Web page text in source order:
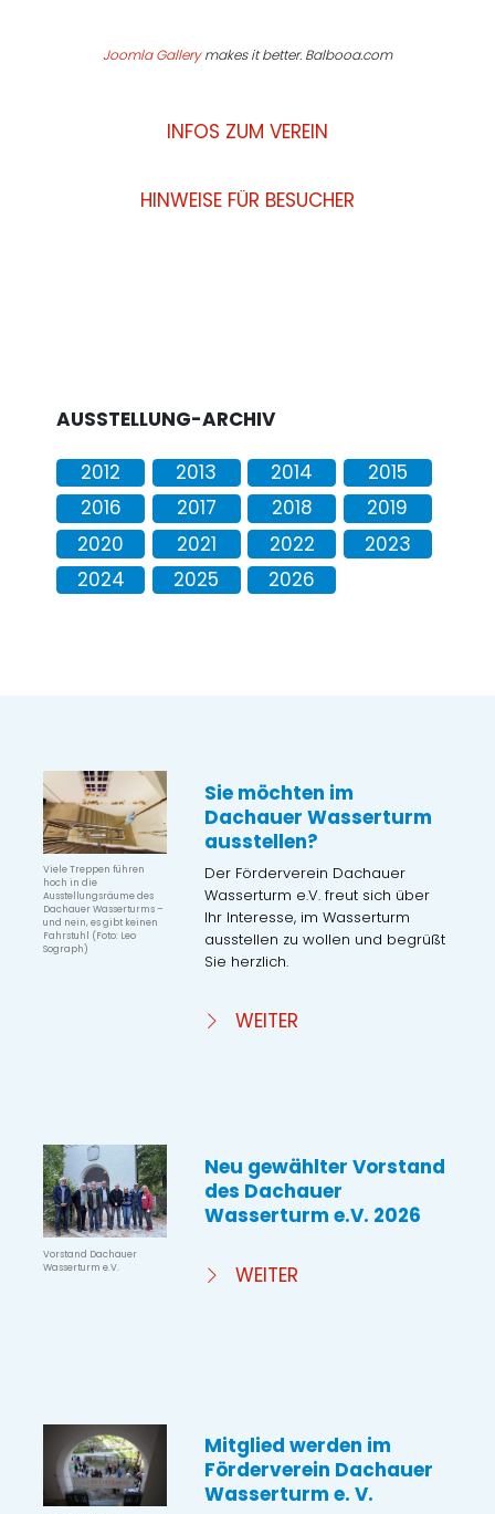
Joomla Gallerymakes it better. Balbooa.com
INFOS ZUM VEREIN
HINWEISE FÜR BESUCHER
AUSSTELLUNG-ARCHIV
2012
2013 2014
2015
2016
2017 2018
2019
2020
2021 2022
2023
2024
2025 2026
Viele Treppen führen
hoch in die
Ausstellungsräume des
Dachauer Wasserturms –
und nein, es gibt keinen
Fahrstuhl (Foto: Leo
Sograph)
Sie möchten im
Dachauer Wasserturm
ausstellen?
Der Förderverein Dachauer
Wasserturm e.V. freut sich über
Ihr Interesse, im Wasserturm
ausstellen zu wollen und begrüßt
Sie herzlich.
WEITER
Vorstand Dachauer
Wasserturm e.V.
Neu gewählter Vorstand
des Dachauer
Wasserturm e.V. 2026
WEITER
Mitglied werden im
Förderverein Dachauer
Wasserturm e. V.